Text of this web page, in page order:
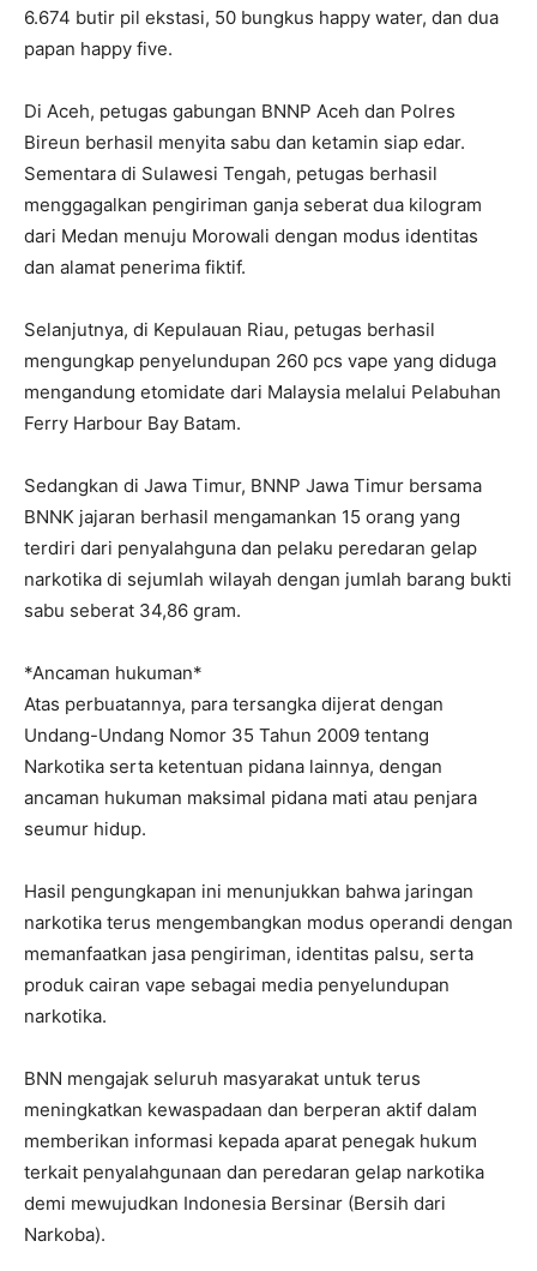
6.674 butir pil ekstasi, 50 bungkus happy water, dan dua
papan happy five.
Di Aceh, petugas gabungan BNNP Aceh dan Polres
Bireun berhasil menyita sabu dan ketamin siap edar.
Sementara di Sulawesi Tengah, petugas berhasil
menggagalkan pengiriman ganja seberat dua kilogram
dari Medan menuju Morowali dengan modus identitas
dan alamat penerima fiktif.
Selanjutnya, di Kepulauan Riau, petugas berhasil
mengungkap penyelundupan 260 pcs vape yang diduga
mengandung etomidate dari Malaysia melalui Pelabuhan
Ferry Harbour Bay Batam.
Sedangkan di Jawa Timur, BNNP Jawa Timur bersama
BNNK jajaran berhasil mengamankan 15 orang yang
terdiri dari penyalahguna dan pelaku peredaran gelap
narkotika di sejumlah wilayah dengan jumlah barang bukti
sabu seberat 34,86 gram.
*Ancaman hukuman*
Atas perbuatannya, para tersangka dijerat dengan
Undang-Undang Nomor 35 Tahun 2009 tentang
Narkotika serta ketentuan pidana lainnya, dengan
ancaman hukuman maksimal pidana mati atau penjara
seumur hidup.
Hasil pengungkapan ini menunjukkan bahwa jaringan
narkotika terus mengembangkan modus operandi dengan
memanfaatkan jasa pengiriman, identitas palsu, serta
produk cairan vape sebagai media penyelundupan
narkotika.
BNN mengajak seluruh masyarakat untuk terus
meningkatkan kewaspadaan dan berperan aktif dalam
memberikan informasi kepada aparat penegak hukum
terkait penyalahgunaan dan peredaran gelap narkotika
demi mewujudkan Indonesia Bersinar (Bersih dari
Narkoba).